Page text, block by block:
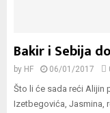
Bakir i Sebija
by HF 06/01/2017
Što li će sada reći
Izetbegovića, Jasmina,